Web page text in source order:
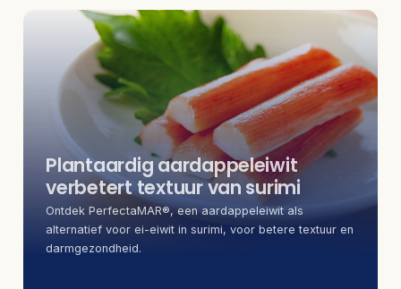
Plantaardig aardappeleiwit
verbetert textuur van surimi
Ontdek PerfectaMAR®, een aardappeleiwit als
alternatief voor ei-eiwit in surimi, voor betere textuur en
darmgezondheid.